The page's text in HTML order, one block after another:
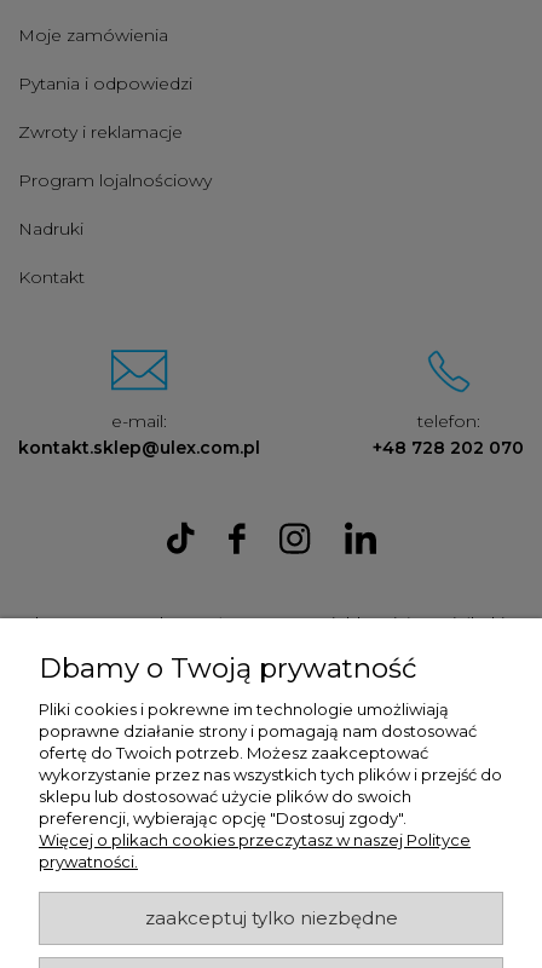
Moje zamówienia
Pytania i odpowiedzi
Zwroty i reklamacje
Program lojalnościowy
Nadruki
Kontakt
e-mail:
kontakt.sklep@ulex.com.pl
telefon:
+48 728 202 070
Ulex Sp. z O.O. , ul. T.T. Jeża 15, 43-300 Bielsko Biała, woj. śląskie,
9372470787
ulex.com.pl © 2026
Dbamy o Twoją prywatność
Pliki cookies i pokrewne im technologie umożliwiają
poprawne działanie strony i pomagają nam dostosować
ofertę do Twoich potrzeb. Możesz zaakceptować
wykorzystanie przez nas wszystkich tych plików i przejść do
sklepu lub dostosować użycie plików do swoich
preferencji, wybierając opcję "Dostosuj zgody".
Więcej o plikach cookies przeczytasz w naszej Polityce
prywatności.
zaakceptuj tylko niezbędne